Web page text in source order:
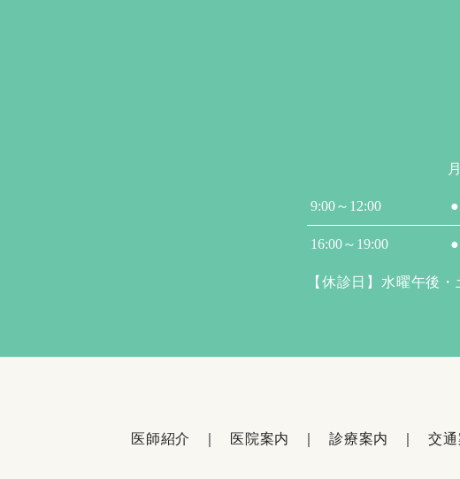
月
9:00～12:00 ●
16:00～19:00 ●
【休診日】水曜午後
医師紹介 医院案内 診療案内 交通